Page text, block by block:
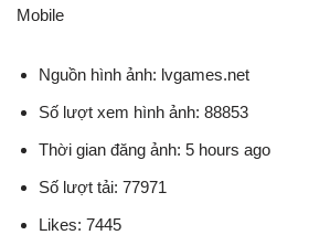
Mobile
Nguồn hình ảnh: lvgames.net
Số lượt xem hình ảnh: 88853
Thời gian đăng ảnh: 5 hours ago
Số lượt tải: 77971
Likes: 7445